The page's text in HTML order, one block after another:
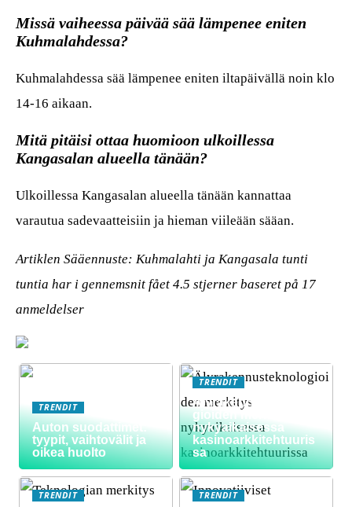
Missä vaiheessa päivää sää lämpenee eniten
Kuhmalahdessa?
Kuhmalahdessa sää lämpenee eniten iltapäivällä noin klo
14-16 aikaan.
Mitä pitäisi ottaa huomioon ulkoillessa
Kangasalan alueella tänään?
Ulkoillessa Kangasalan alueella tänään kannattaa
varautua sadevaatteisiin ja hieman viileään sääan.
Artiklen Sääennuste: Kuhmalahti ja Kangasala tunti
tuntia har i gennemsnit fået 4.5 stjerner baseret på 17
anmeldelser
TRENDIT
Auton suodattimet:
tyypit, vaihtovälit ja
oikea huolto
TRENDIT
Älyrakennusteknolo
gioiden merkitys
nykyaikaisessa
kasinoarkkitehtuuris
sa
TRENDIT TRENDIT